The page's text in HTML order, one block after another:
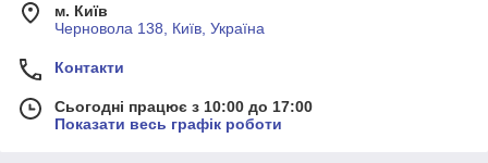
м. Київ
Черновола 138, Київ, Україна
Контакти
Сьогодні працює з 10:00 до 17:00
Показати весь графік роботи